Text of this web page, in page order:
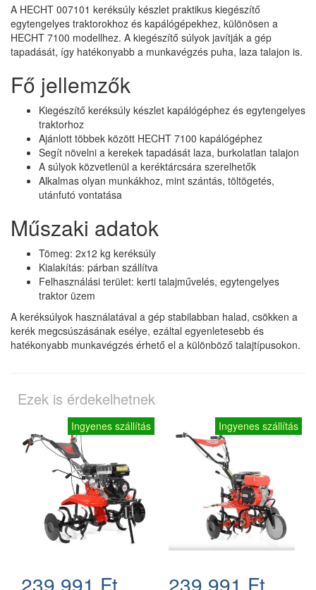
A HECHT 007101 keréksúly készlet praktikus kiegészítő
egytengelyes traktorokhoz és kapálógépekhez, különösen a
HECHT 7100 modellhez. A kiegészítő súlyok javítják a gép
tapadását, így hatékonyabb a munkavégzés puha, laza talajon is.
Fő jellemzők
Kiegészítő keréksúly készlet kapálógéphez és egytengelyes
traktorhoz
Ajánlott többek között HECHT 7100 kapálógéphez
Segít növelni a kerekek tapadását laza, burkolatlan talajon
A súlyok közvetlenül a keréktárcsára szerelhetők
Alkalmas olyan munkákhoz, mint szántás, töltögetés,
utánfutó vontatása
Műszaki adatok
Tömeg: 2x12 kg keréksúly
Kialakítás: párban szállítva
Felhasználási terület: kerti talajművelés, egytengelyes
traktor üzem
A keréksúlyok használatával a gép stabilabban halad, csökken a
kerék megcsúszásának esélye, ezáltal egyenletesebb és
hatékonyabb munkavégzés érhető el a különböző talajtípusokon.
Ezek is érdekelhetnek
Ingyenes szállítás
239.991 Ft
Ingyenes szállítás
239.991 Ft